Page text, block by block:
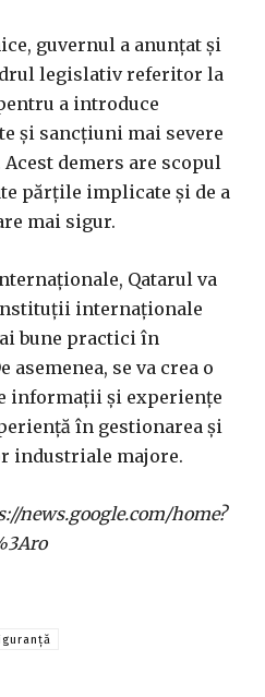
guvernul a anunțat și
legislativ referitor la
a introduce
și sancțiuni mai severe
demers are scopul
părțile implicate și de a
mai sigur.
Qatarul va
internaționale
bune practici în
se va crea o
informații și experiențe
în gestionarea și
industriale majore.
news.google.com/home?